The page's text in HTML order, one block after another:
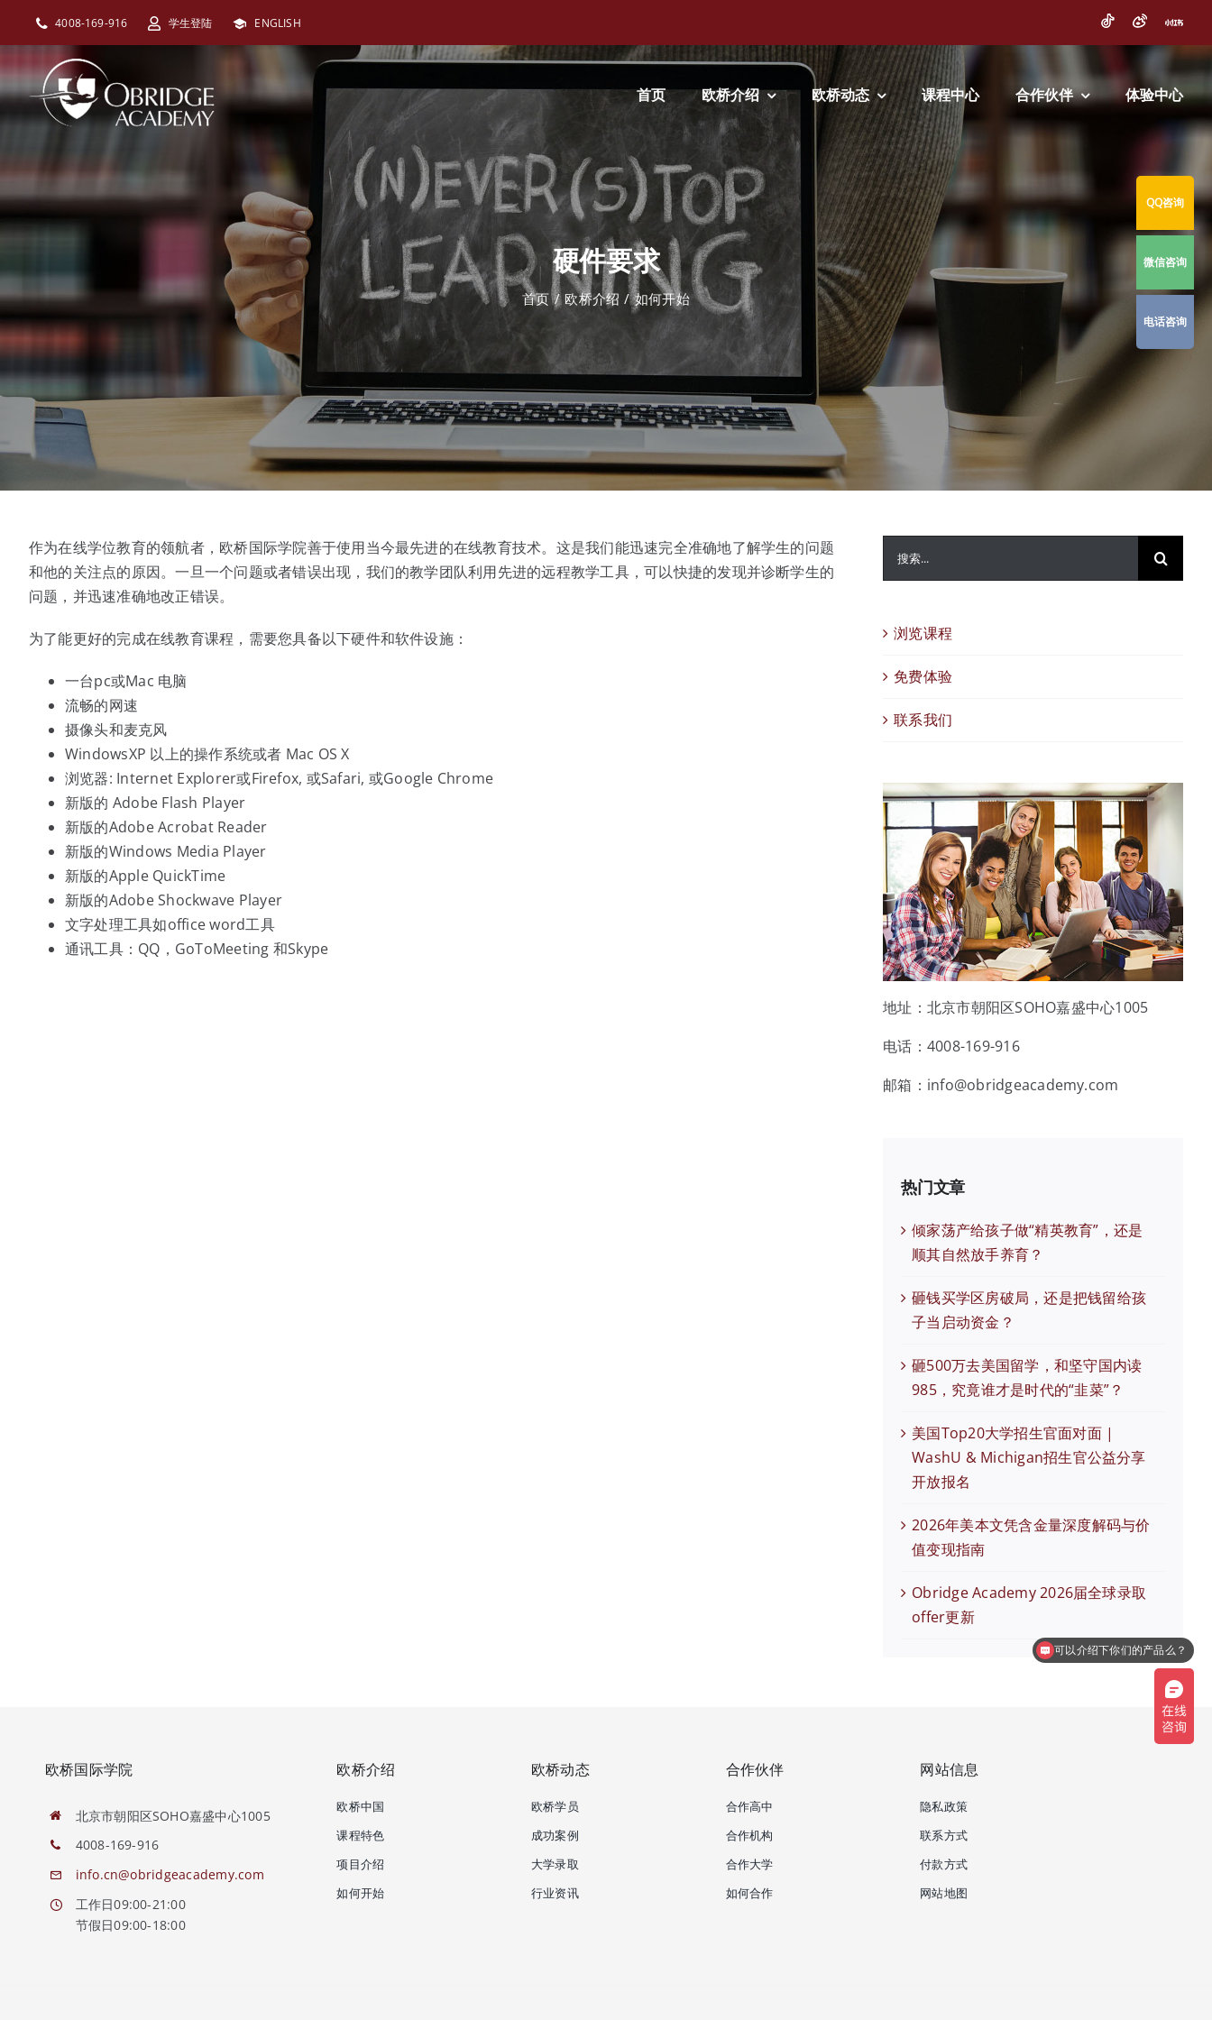
容
4008-169-916 学生登陆 ENGLISH
首页 欧桥介绍 欧桥动态 课程中心 合作伙伴 体验中心
硬件要求
首页 欧桥介绍 如何开始
作为在线学位教育的领航者，欧桥国际学院善于使用当今最先进的在线教育技术。这是我们能迅速完全准确地了解学生的问题
和他的关注点的原因。一旦一个问题或者错误出现，我们的教学团队利用先进的远程教学工具，可以快捷的发现并诊断学生的
问题，并迅速准确地改正错误。
为了能更好的完成在线教育课程，需要您具备以下硬件和软件设施：
一台pc或Mac 电脑
流畅的网速
摄像头和麦克风
WindowsXP 以上的操作系统或者 Mac OS X
浏览器: Internet Explorer或Firefox, 或Safari, 或Google Chrome
新版的 Adobe Flash Player
新版的Adobe Acrobat Reader
新版的Windows Media Player
新版的Apple QuickTime
新版的Adobe Shockwave Player
文字处理工具如office word工具
通讯工具：QQ，GoToMeeting 和Skype
索：
浏览课程
免费体验
联系我们
地址：北京市朝阳区SOHO嘉盛中心1005
电话：4008-169-916
邮箱：info@obridgeacademy.com
热门文章
倾家荡产给孩子做“精英教育”，还是
顺其自然放手养育？
砸钱买学区房破局，还是把钱留给孩
子当启动资金？
砸500万去美国留学，和坚守国内读
985，究竟谁才是时代的“韭菜”？
美国Top20大学招生官面对面 |
WashU & Michigan招生官公益分享
开放报名
2026年美本文凭含金量深度解码与价
值变现指南
Obridge Academy 2026届全球录取
offer更新
欧桥国际学院
北京市朝阳区SOHO嘉盛中心1005
4008-169-916
info.cn@obridgeacademy.com
工作日09:00-21:00
节假日09:00-18:00
欧桥介绍
欧桥中国
课程特色
项目介绍
如何开始
欧桥动态
欧桥学员
成功案例
大学录取
行业资讯
合作伙伴
合作高中
合作机构
合作大学
如何合作
网站信息
隐私政策
联系方式
付款方式
网站地图
QQ咨询
微信咨询
电话咨询
可以介绍下你们的产品么？